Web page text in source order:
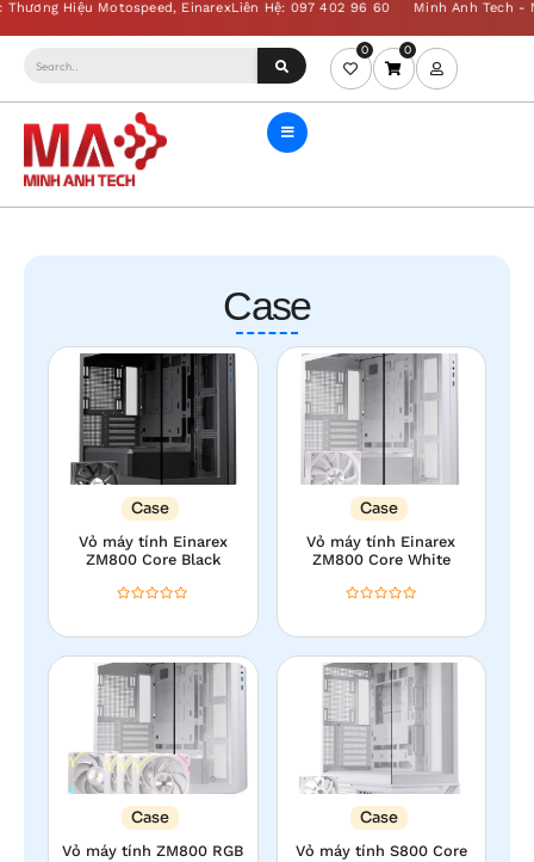
0 0
Case
Case
Vỏ máy tính Einarex
ZM800 Core Black
Case
Vỏ máy tính Einarex
ZM800 Core White
Case
Vỏ máy tính ZM800 RGB
Case
Vỏ máy tính S800 Core